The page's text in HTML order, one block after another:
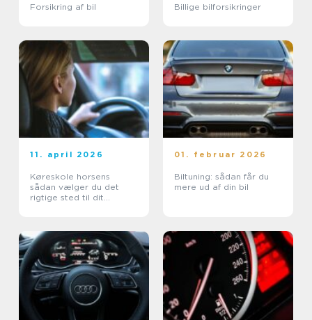
Forsikring af bil Billige bilforsikringer
11. april 2026
Køreskole horsens
sådan vælger du det
rigtige sted til dit
01. februar 2026
Biltuning: sådan får du
mere ud af din bil